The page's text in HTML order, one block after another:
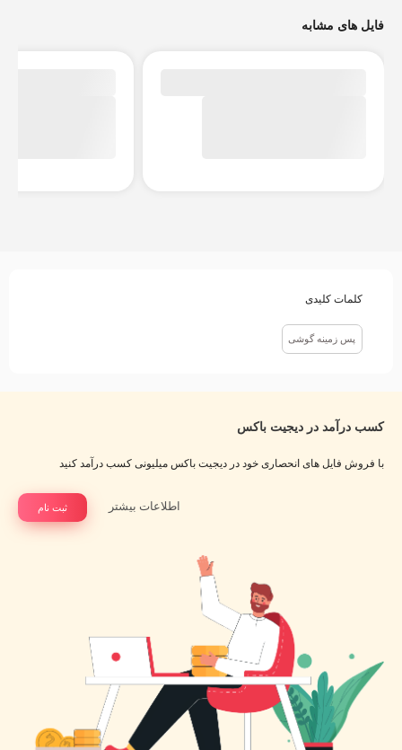
فایل های مشابه
کلمات کلیدی
پس زمینه گوشی
کسب درآمد در دیجیت باکس
با فروش فایل های انحصاری خود در دیجیت باکس میلیونی کسب درآمد کنید
ثبت نام اطلاعات بیشتر